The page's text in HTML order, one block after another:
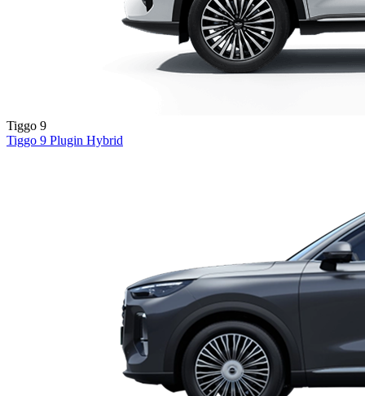
Tiggo 9
Tiggo 9 Plugin Hybrid